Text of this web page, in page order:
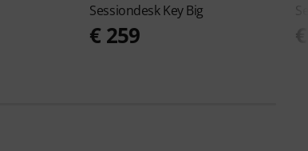
SessiondeskKey Big
€ 259